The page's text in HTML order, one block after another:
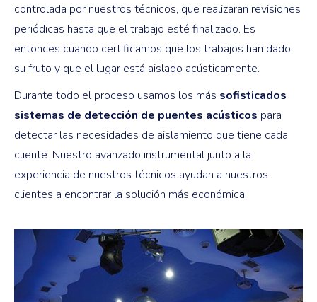
controlada por nuestros técnicos, que realizaran revisiones
periódicas hasta que el trabajo esté finalizado. Es
entonces cuando certificamos que los trabajos han dado
su fruto y que el lugar está aislado acústicamente.
Durante todo el proceso usamos los más sofisticados
sistemas de detección de puentes acústicos para
detectar las necesidades de aislamiento que tiene cada
cliente. Nuestro avanzado instrumental junto a la
experiencia de nuestros técnicos ayudan a nuestros
clientes a encontrar la solución más económica.